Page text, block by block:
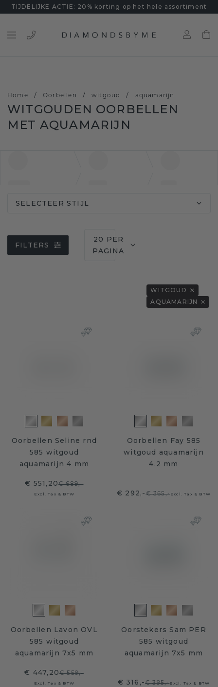
TIJDELIJKE ACTIE: 20% korting op het hele assortiment
Home / Oorbellen / witgoud / aquamarijn
WITGOUDEN OORBELLEN
MET AQUAMARIJN
SELECTEER STIJL
FILTERS
20 PER
PAGINA
WITGOUD
AQUAMARIJN
Oorbellen Seline rnd
585 witgoud
aquamarijn 4 mm
€ 551,20€ 689,-
Excl. Tax & BTW
Oorbellen Fay 585
witgoud aquamarijn
4.2 mm
€ 292,-€ 365,-Excl. Tax & BTW
Oorbellen Lavon OVL
585 witgoud
aquamarijn 7x5 mm
€ 447,20€ 559,-
Excl. Tax & BTW
Oorstekers Sam PER
585 witgoud
aquamarijn 7x5 mm
€ 316,-€ 395,-Excl. Tax & BTW